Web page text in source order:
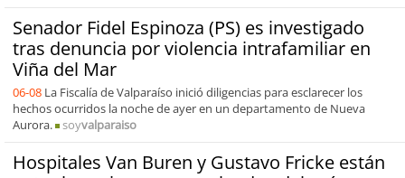
Senador Fidel Espinoza (PS) es investigado
tras denuncia por violencia intrafamiliar en
Viña del Mar
06-08 La Fiscalía de Valparaíso inició diligencias para esclarecer los
hechos ocurridos la noche de ayer en un departamento de Nueva
Aurora.
soyvalparaiso
Hospitales Van Buren y Gustavo Fricke están